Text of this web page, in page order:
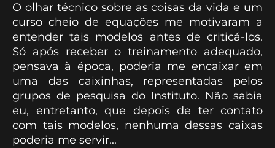
O olhar técnico sobre as coisas da vida e um
curso cheio de equações me motivaram a
entender tais modelos antes de criticá-los.
Só após receber o treinamento adequado,
pensava à época, poderia me encaixar em
uma das caixinhas, representadas pelos
grupos de pesquisa do Instituto. Não sabia
eu, entretanto, que depois de ter contato
com tais modelos, nenhuma dessas caixas
poderia me servir...